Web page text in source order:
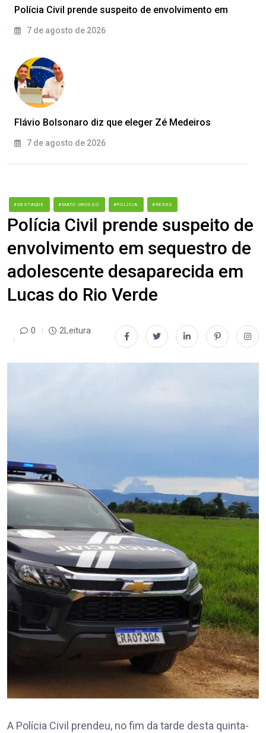
Polícia Civil prende suspeito de envolvimento em
7 de agosto de 2026
Flávio Bolsonaro diz que eleger Zé Medeiros
7 de agosto de 2026
#DESTAQUE #MATO GROSSO #POLÍCIA #REDES
Polícia Civil prende suspeito de
envolvimento em sequestro de
adolescente desaparecida em
Lucas do Rio Verde
0 2Leitura
A Polícia Civil prendeu, no fim da tarde desta quinta-